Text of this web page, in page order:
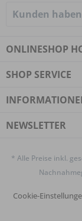
Kunden
ONLINESHOP
SHOP SERVICE
NEWSLETTER
* Alle Preise inkl.
Cookie-